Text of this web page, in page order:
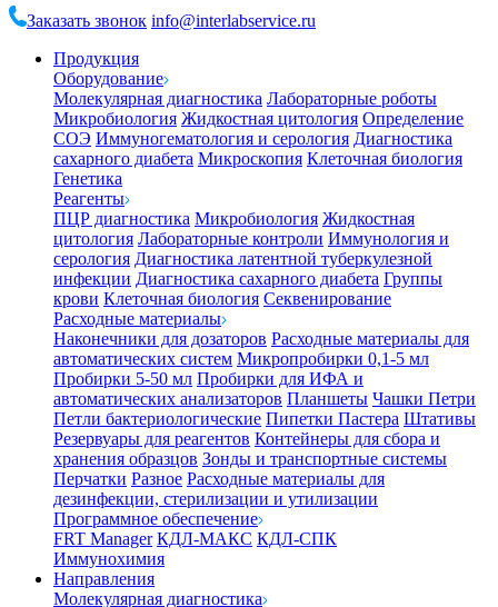
Заказать звонок info@interlabservice.ru
Продукция
Оборудование
Молекулярная диагностика Лабораторные роботы
Микробиология Жидкостная цитология Определение
СОЭ Иммуногематология и серология Диагностика
сахарного диабета Микроскопия Клеточная биология
Генетика
Реагенты
ПЦР диагностика Микробиология Жидкостная
цитология Лабораторные контроли Иммунология и
серология Диагностика латентной туберкулезной
инфекции Диагностика сахарного диабета Группы
крови Клеточная биология Секвенирование
Расходные материалы
Наконечники для дозаторов Расходные материалы для
автоматических систем Микропробирки 0,1-5 мл
Пробирки 5-50 мл Пробирки для ИФА и
автоматических анализаторов Планшеты Чашки Петри
Петли бактериологические Пипетки Пастера Штативы
Резервуары для реагентов Контейнеры для сбора и
хранения образцов Зонды и транспортные системы
Перчатки Разное Расходные материалы для
дезинфекции, стерилизации и утилизации
Программное обеспечение
FRT Manager КДЛ-МАКС КДЛ-СПК
Иммунохимия
Направления
Молекулярная диагностика